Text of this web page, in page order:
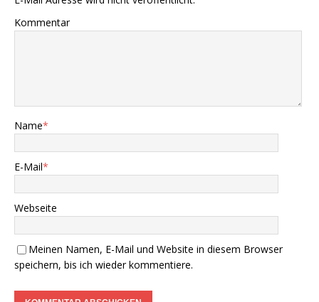
Kommentar
Name*
E-Mail*
Webseite
Meinen Namen, E-Mail und Website in diesem Browser
speichern, bis ich wieder kommentiere.